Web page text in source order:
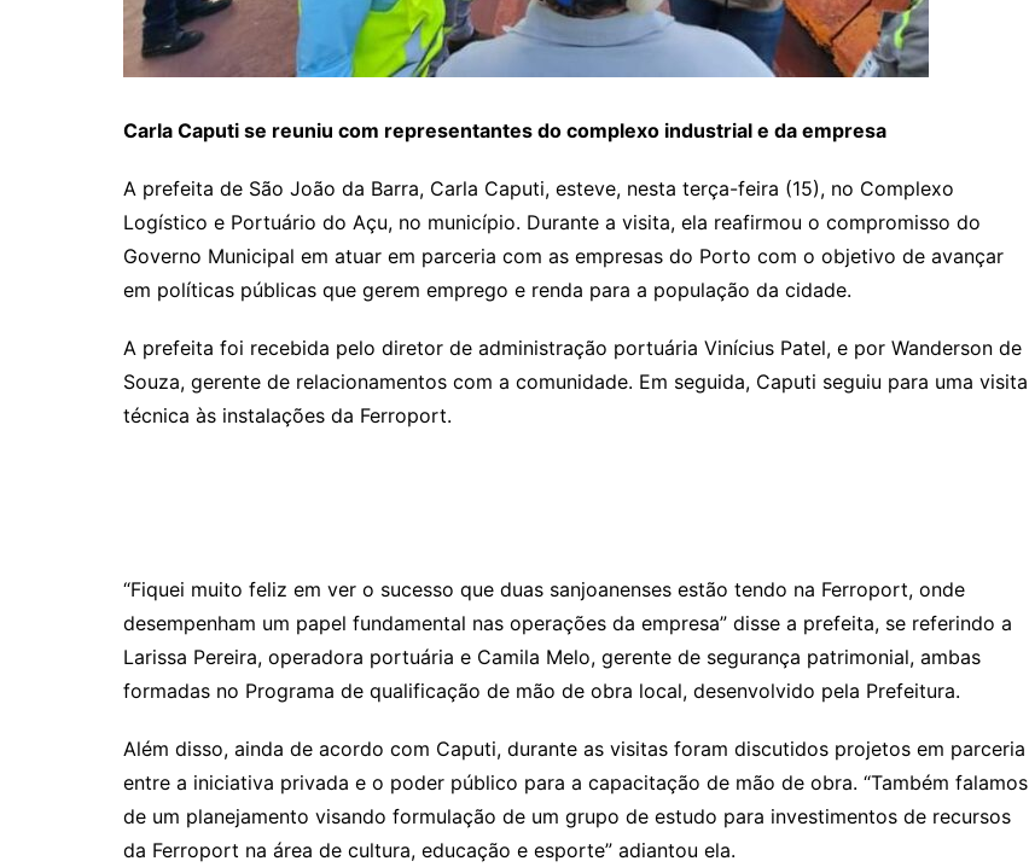
Carla Caputi se reuniu com representantes do complexo industrial e da empresa
A prefeita de São João da Barra, Carla Caputi, esteve, nesta terça-feira (15), no Complexo
Logístico e Portuário do Açu, no município. Durante a visita, ela reafirmou o compromisso do
Governo Municipal em atuar em parceria com as empresas do Porto com o objetivo de avançar
em políticas públicas que gerem emprego e renda para a população da cidade.
A prefeita foi recebida pelo diretor de administração portuária Vinícius Patel, e por Wanderson de
Souza, gerente de relacionamentos com a comunidade. Em seguida, Caputi seguiu para uma visita
técnica às instalações da Ferroport.
“Fiquei muito feliz em ver o sucesso que duas sanjoanenses estão tendo na Ferroport, onde
desempenham um papel fundamental nas operações da empresa” disse a prefeita, se referindo a
Larissa Pereira, operadora portuária e Camila Melo, gerente de segurança patrimonial, ambas
formadas no Programa de qualificação de mão de obra local, desenvolvido pela Prefeitura.
Além disso, ainda de acordo com Caputi, durante as visitas foram discutidos projetos em parceria
entre a iniciativa privada e o poder público para a capacitação de mão de obra. “Também falamos
de um planejamento visando formulação de um grupo de estudo para investimentos de recursos
da Ferroport na área de cultura, educação e esporte” adiantou ela.